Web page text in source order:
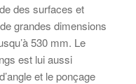
des surfaces et
grandes dimensions
530 mm. Le
est lui aussi
et le ponçage